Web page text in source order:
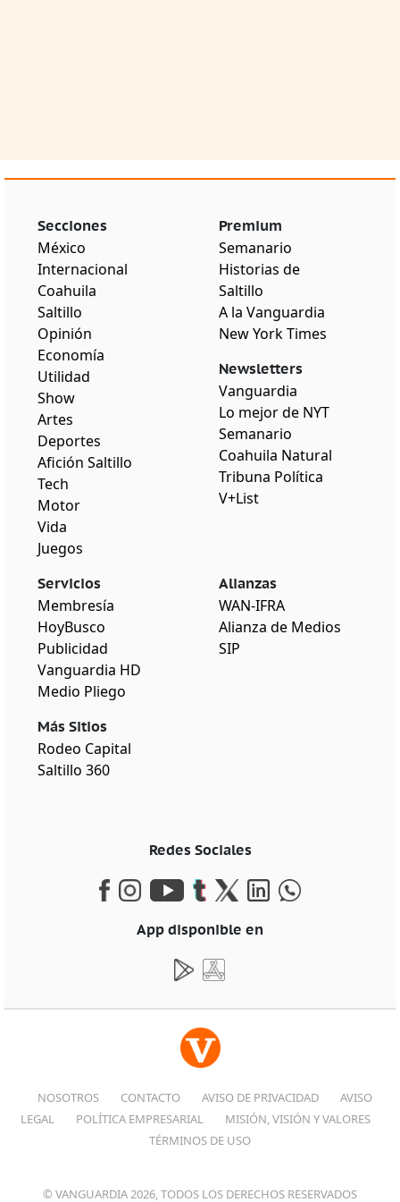
Secciones
México
Internacional
Coahuila
Saltillo
Opinión
Economía
Utilidad
Show
Artes
Deportes
Afición Saltillo
Tech
Motor
Vida
Juegos
Premium
Semanario
Historias de
Saltillo
A la Vanguardia
New York Times
Newsletters
Vanguardia
Lo mejor de NYT
Semanario
Coahuila Natural
Tribuna Política
V+List
Servicios
Membresía
HoyBusco
Publicidad
Vanguardia HD
Medio Pliego
Más Sitios
Rodeo Capital
Saltillo 360
Alianzas
WAN-IFRA
Alianza de Medios
SIP
Redes Sociales
App disponible en
NOSOTROS CONTACTO AVISO DE PRIVACIDAD
AVISO
LEGAL
POLÍTICA EMPRESARIAL
MISIÓN, VISIÓN Y VALORES
TÉRMINOS DE USO
© VANGUARDIA 2026, TODOS LOS DERECHOS RESERVADOS